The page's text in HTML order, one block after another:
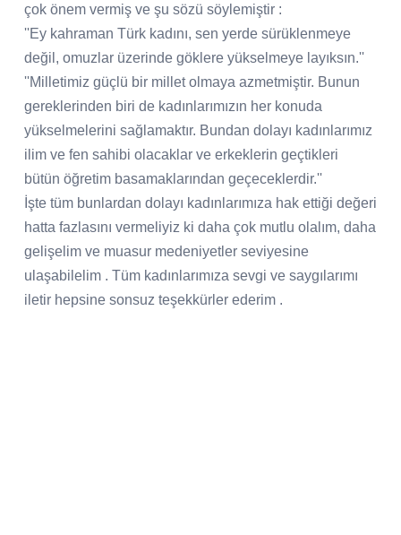
çok önem vermiş ve şu sözü söylemiştir :
''Ey kahraman Türk kadını, sen yerde sürüklenmeye
değil, omuzlar üzerinde göklere yükselmeye layıksın.''
''Milletimiz güçlü bir millet olmaya azmetmiştir. Bunun
gereklerinden biri de kadınlarımızın her konuda
yükselmelerini sağlamaktır. Bundan dolayı kadınlarımız
ilim ve fen sahibi olacaklar ve erkeklerin geçtikleri
bütün öğretim basamaklarından geçeceklerdir.''
İşte tüm bunlardan dolayı kadınlarımıza hak ettiği değeri
hatta fazlasını vermeliyiz ki daha çok mutlu olalım, daha
gelişelim ve muasur medeniyetler seviyesine
ulaşabilelim . Tüm kadınlarımıza sevgi ve saygılarımı
iletir hepsine sonsuz teşekkürler ederim .